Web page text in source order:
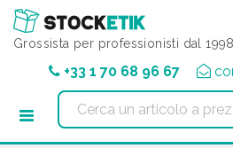
Grossista per professionisti dal 1998
+33 1 70 68 96 67
Pannello di gestione dei cookies